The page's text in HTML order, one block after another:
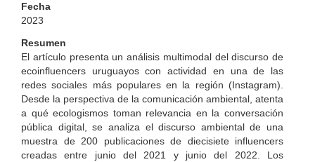
Fecha
2023
Resumen
El artículo presenta un análisis multimodal del discurso de
ecoinfluencers uruguayos con actividad en una de las
redes sociales más populares en la región (Instagram).
Desde la perspectiva de la comunicación ambiental, atenta
a qué ecologismos toman relevancia en la conversación
pública digital, se analiza el discurso ambiental de una
muestra de 200 publicaciones de diecisiete influencers
creadas entre junio del 2021 y junio del 2022. Los